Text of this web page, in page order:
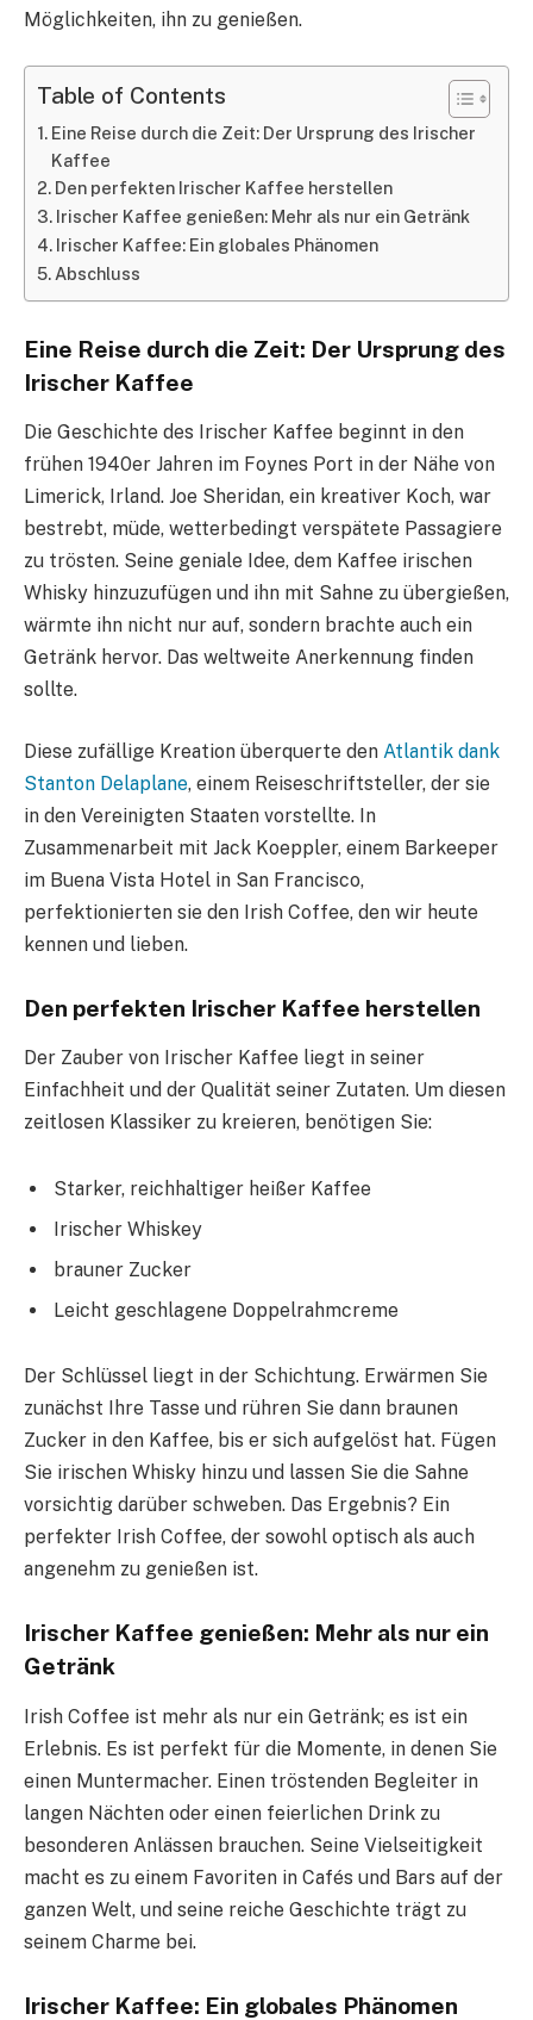
Möglichkeiten, ihn zu genießen.
Table of Contents
Eine Reise durch die Zeit: Der Ursprung des Irischer
Kaffee
Den perfekten Irischer Kaffee herstellen
Irischer Kaffee genießen: Mehr als nur ein Getränk
Irischer Kaffee: Ein globales Phänomen
Abschluss
Eine Reise durch die Zeit: Der Ursprung des
Irischer Kaffee
Die Geschichte des Irischer Kaffee beginnt in den
frühen 1940er Jahren im Foynes Port in der Nähe von
Limerick, Irland. Joe Sheridan, ein kreativer Koch, war
bestrebt, müde, wetterbedingt verspätete Passagiere
zu trösten. Seine geniale Idee, dem Kaffee irischen
Whisky hinzuzufügen und ihn mit Sahne zu übergießen,
wärmte ihn nicht nur auf, sondern brachte auch ein
Getränk hervor. Das weltweite Anerkennung finden
sollte.
Diese zufällige Kreation überquerte den Atlantik dank
Stanton Delaplane, einem Reiseschriftsteller, der sie
in den Vereinigten Staaten vorstellte. In
Zusammenarbeit mit Jack Koeppler, einem Barkeeper
im Buena Vista Hotel in San Francisco,
perfektionierten sie den Irish Coffee, den wir heute
kennen und lieben.
Den perfekten Irischer Kaffee herstellen
Der Zauber von Irischer Kaffee liegt in seiner
Einfachheit und der Qualität seiner Zutaten. Um diesen
zeitlosen Klassiker zu kreieren, benötigen Sie:
Starker, reichhaltiger heißer Kaffee
Irischer Whiskey
brauner Zucker
Leicht geschlagene Doppelrahmcreme
Der Schlüssel liegt in der Schichtung. Erwärmen Sie
zunächst Ihre Tasse und rühren Sie dann braunen
Zucker in den Kaffee, bis er sich aufgelöst hat. Fügen
Sie irischen Whisky hinzu und lassen Sie die Sahne
vorsichtig darüber schweben. Das Ergebnis? Ein
perfekter Irish Coffee, der sowohl optisch als auch
angenehm zu genießen ist.
Irischer Kaffee genießen: Mehr als nur ein
Getränk
Irish Coffee ist mehr als nur ein Getränk; es ist ein
Erlebnis. Es ist perfekt für die Momente, in denen Sie
einen Muntermacher. Einen tröstenden Begleiter in
langen Nächten oder einen feierlichen Drink zu
besonderen Anlässen brauchen. Seine Vielseitigkeit
macht es zu einem Favoriten in Cafés und Bars auf der
ganzen Welt, und seine reiche Geschichte trägt zu
seinem Charme bei.
Irischer Kaffee: Ein globales Phänomen